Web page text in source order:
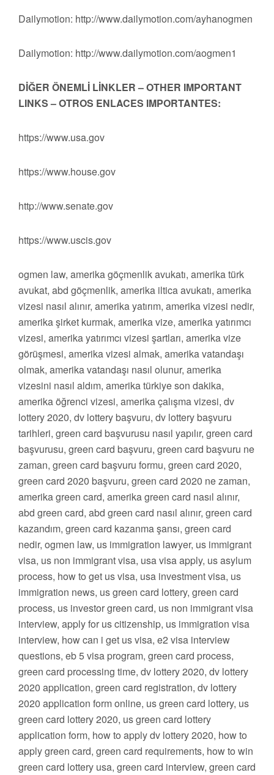
Dailymotion: http://www.dailymotion.com/ayhanogmen
Dailymotion: http://www.dailymotion.com/aogmen1
DİĞER ÖNEMLİ LİNKLER – OTHER IMPORTANT
LINKS – OTROS ENLACES IMPORTANTES:
https://www.usa.gov
https://www.house.gov
http://www.senate.gov
https://www.uscis.gov
ogmen law, amerika göçmenlik avukatı, amerika türk
avukat, abd göçmenlik, amerika iltica avukatı, amerika
vizesi nasıl alınır, amerika yatırım, amerika vizesi nedir,
amerika şirket kurmak, amerika vize, amerika yatırımcı
vizesi, amerika yatırımcı vizesi şartları, amerika vize
görüşmesi, amerika vizesi almak, amerika vatandaşı
olmak, amerika vatandaşı nasıl olunur, amerika
vizesini nasıl aldım, amerika türkiye son dakika,
amerika öğrenci vizesi, amerika çalışma vizesi, dv
lottery 2020, dv lottery başvuru, dv lottery başvuru
tarihleri, green card başvurusu nasıl yapılır, green card
başvurusu, green card başvuru, green card başvuru ne
zaman, green card başvuru formu, green card 2020,
green card 2020 başvuru, green card 2020 ne zaman,
amerika green card, amerika green card nasıl alınır,
abd green card, abd green card nasıl alınır, green card
kazandım, green card kazanma şansı, green card
nedir, ogmen law, us immigration lawyer, us immigrant
visa, us non immigrant visa, usa visa apply, us asylum
process, how to get us visa, usa investment visa, us
immigration news, us green card lottery, green card
process, us investor green card, us non immigrant visa
interview, apply for us citizenship, us immigration visa
interview, how can i get us visa, e2 visa interview
questions, eb 5 visa program, green card process,
green card processing time, dv lottery 2020, dv lottery
2020 application, green card registration, dv lottery
2020 application form online, us green card lottery, us
green card lottery 2020, us green card lottery
application form, how to apply dv lottery 2020, how to
apply green card, green card requirements, how to win
green card lottery usa, green card interview, green card